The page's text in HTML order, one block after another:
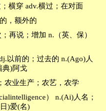
横穿 adv.横过；在对面
，额外的
再说；增加 n.（英、保）
以前的；过去的 n.(Ago)人
典)阿戈
农业生产；农艺，农学
） n.(Ai)人名；
)爱(名)